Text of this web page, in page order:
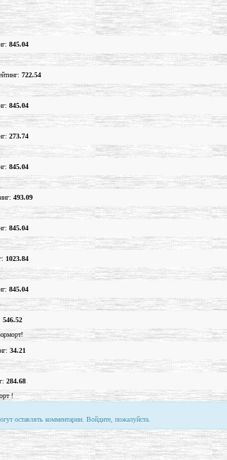
845.04
722.54
845.04
273.74
845.04
493.09
845.04
1023.84
845.04
546.52
34.21
284.68
!
оставлять комментарии. Войдите, пожалуйста.